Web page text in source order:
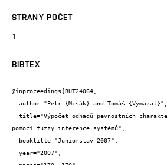
STRANY POČET
1
BIBTEX
@inproceedings{BUT24064,
pomocí fuzzy inference systémů",